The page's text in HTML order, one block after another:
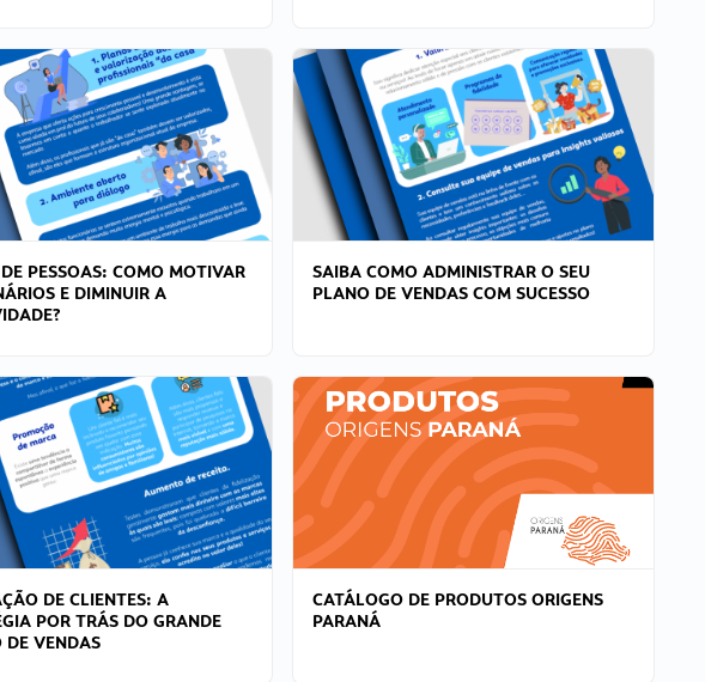
PESSOAS: COMO MOTIVAR
E DIMINUIR A
SAIBA COMO ADMINISTRAR O SEU
PLANO DE VENDAS COM SUCESSO
DE CLIENTES: A
POR TRÁS DO GRANDE
DE VENDAS
CATÁLOGO DE PRODUTOS ORIGENS
PARANÁ